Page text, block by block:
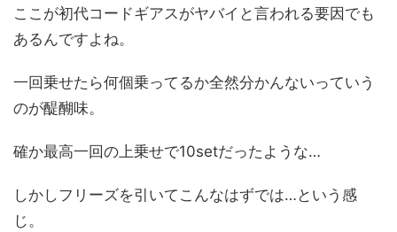
ここが初代コードギアスがヤバイと言われる要因でも
あるんですよね。
一回乗せたら何個乗ってるか全然分かんないっていう
のが醍醐味。
確か最高一回の上乗せで10setだったような…
しかしフリーズを引いてこんなはずでは…という感
じ。